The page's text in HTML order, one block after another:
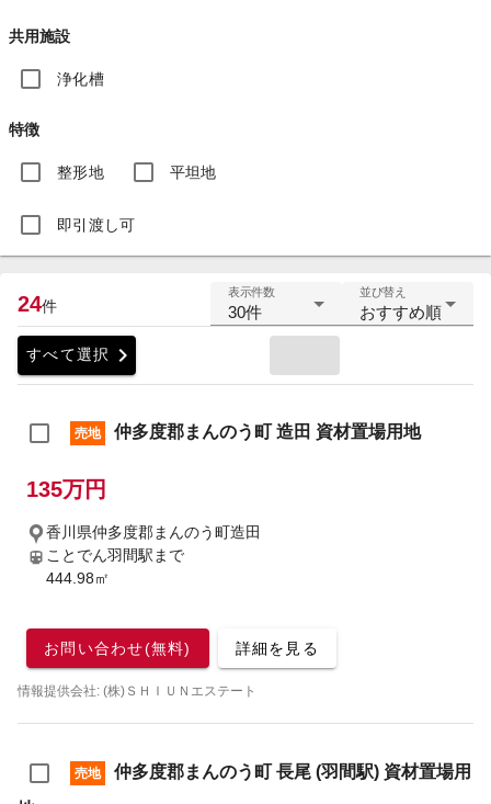
共用施設
浄化槽
特徴
整形地 平坦地
即引渡し可
24件
表示件数
30件
並び替え
おすすめ順
すべて選択 chevron_right
売地 仲多度郡まんのう町 造田 資材置場用地
135万円
香川県仲多度郡まんのう町造田
ことでん羽間駅まで
444.98㎡
お問い合わせ(無料) 詳細を見る
情報提供会社: (株)ＳＨＩＵＮエステート
売地
仲多度郡まんのう町 長尾 (羽間駅) 資材置場用